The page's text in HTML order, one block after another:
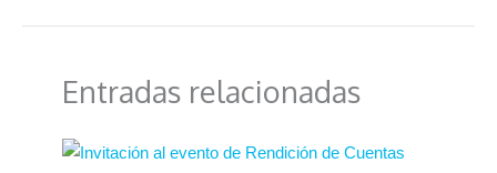
Entradas relacionadas